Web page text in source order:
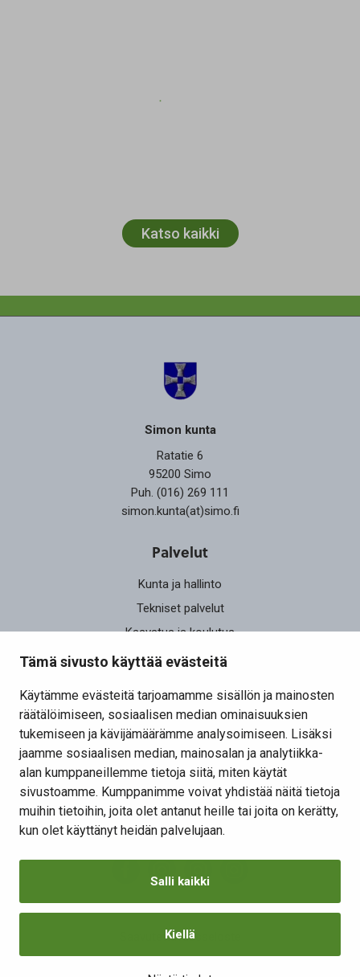
Tämä sivusto käyttää evästeitä
Käytämme evästeitä tarjoamamme sisällön ja mainosten
räätälöimiseen, sosiaalisen median ominaisuuksien
tukemiseen ja kävijämäärämme analysoimiseen. Lisäksi
jaamme sosiaalisen median, mainosalan ja analytiikka-
alan kumppaneillemme tietoja siitä, miten käytät
sivustoamme. Kumppanimme voivat yhdistää näitä tietoja
muihin tietoihin, joita olet antanut heille tai joita on kerätty,
kun olet käyttänyt heidän palvelujaan.
Salli kaikki
Kiellä
Katso kaikki
Simon kunta
Ratatie 6
95200 Simo
Puh. (016) 269 111
simon.kunta(at)simo.fi
Palvelut
Kunta ja hallinto
Tekniset palvelut
Kasvatus ja koulutus
Elinvoima
Osallistu ja vaikuta
Yhteystiedot
Kansalaisaloite
Lomakkeet
Tietosuojaseloste
Evästeiden hallinta
Saavutettavuusseloste